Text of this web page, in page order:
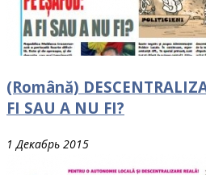
(Română)
FI SAU A NU FI?
1 Декабрь 2015